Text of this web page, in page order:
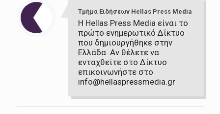
Τμήμα Ειδήσεων Hellas Press Media
Η Hellas Press Media είναι το
πρώτο ενημερωτικό Δίκτυο
που δημιουργήθηκε στην
Ελλάδα. Αν θέλετε να
ενταχθείτε στο Δίκτυο
επικοινωνήστε στο
info@hellaspressmedia.gr